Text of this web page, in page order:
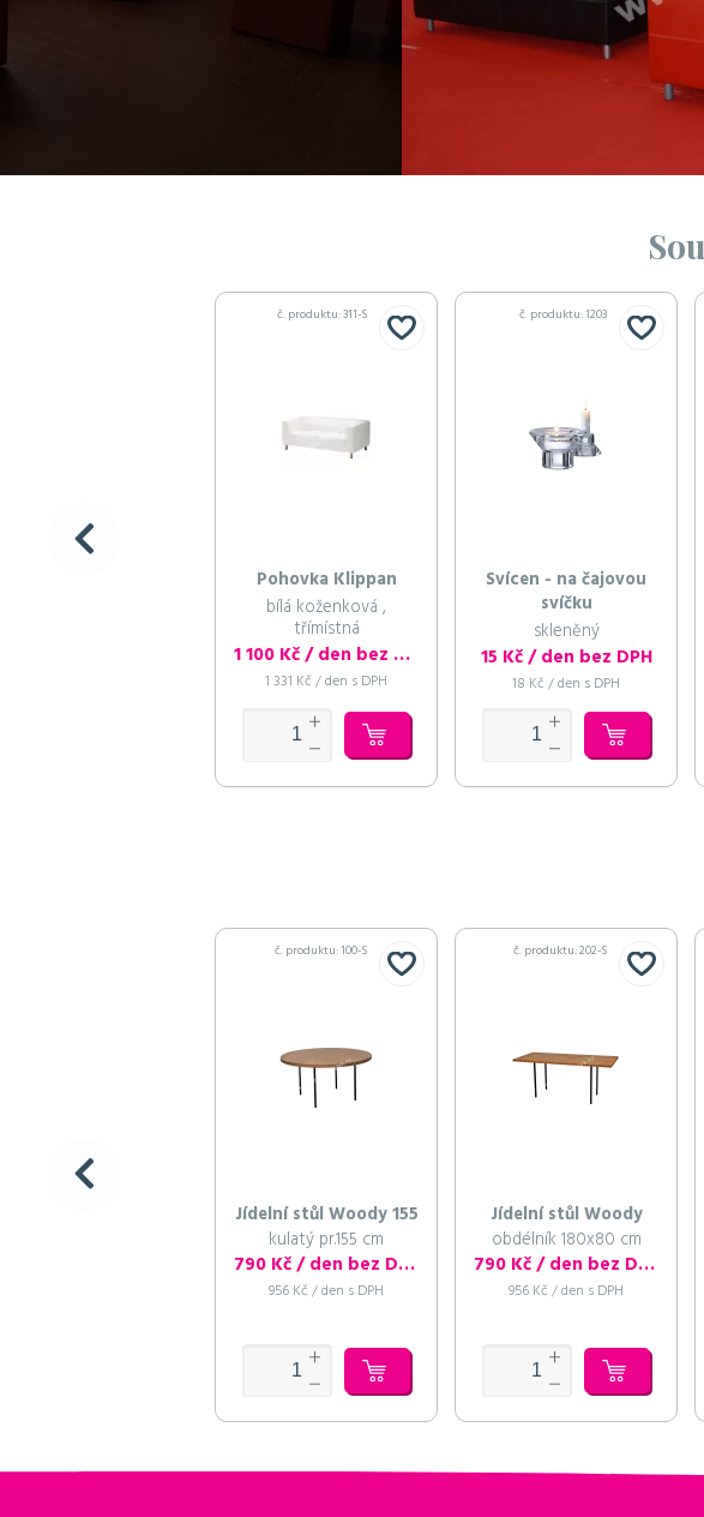
č. produktu: 311-S
Pohovka Klippan
bílá koženková ,
třímístná
1 100 Kč / den bez DPH
1 331 Kč / den s DPH
č. produktu: 1203
Svícen - na čajovou
svíčku
skleněný
15 Kč / den bez DPH
18 Kč / den s DPH
č. produktu: 100-S
Jídelní stůl Woody 155
kulatý pr.155 cm
790 Kč / den bez DPH
956 Kč / den s DPH
č. produktu: 202-S
Jídelní stůl Woody
obdélník 180x80 cm
790 Kč / den bez DPH
956 Kč / den s DPH